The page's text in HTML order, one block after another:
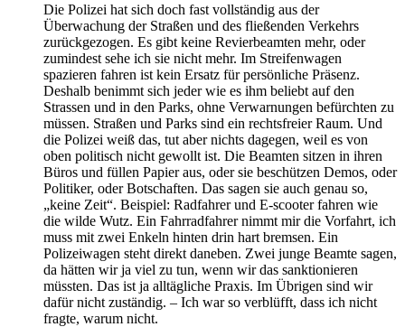
Die Polizei hat sich doch fast vollständig aus der
Überwachung der Straßen und des fließenden Verkehrs
zurückgezogen. Es gibt keine Revierbeamten mehr, oder
zumindest sehe ich sie nicht mehr. Im Streifenwagen
spazieren fahren ist kein Ersatz für persönliche Präsenz.
Deshalb benimmt sich jeder wie es ihm beliebt auf den
Strassen und in den Parks, ohne Verwarnungen befürchten zu
müssen. Straßen und Parks sind ein rechtsfreier Raum. Und
die Polizei weiß das, tut aber nichts dagegen, weil es von
oben politisch nicht gewollt ist. Die Beamten sitzen in ihren
Büros und füllen Papier aus, oder sie beschützen Demos, oder
Politiker, oder Botschaften. Das sagen sie auch genau so,
„keine Zeit“. Beispiel: Radfahrer und E-scooter fahren wie
die wilde Wutz. Ein Fahrradfahrer nimmt mir die Vorfahrt, ich
muss mit zwei Enkeln hinten drin hart bremsen. Ein
Polizeiwagen steht direkt daneben. Zwei junge Beamte sagen,
da hätten wir ja viel zu tun, wenn wir das sanktionieren
müssten. Das ist ja alltägliche Praxis. Im Übrigen sind wir
dafür nicht zuständig. – Ich war so verblüfft, dass ich nicht
fragte, warum nicht.